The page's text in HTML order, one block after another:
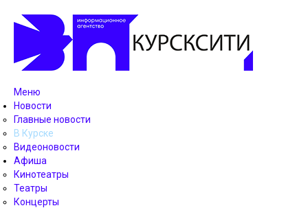
Меню
Новости
Главные новости
В Курске
Видеоновости
Афиша
Кинотеатры
Театры
Концерты